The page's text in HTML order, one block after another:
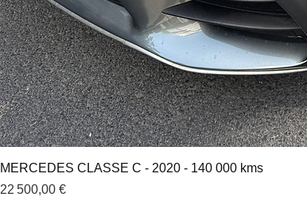
MERCEDES CLASSE C - 2020 - 140 000 kms
Prix
22 500,00 €